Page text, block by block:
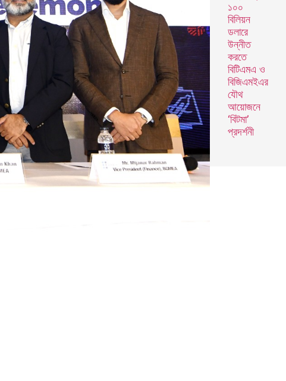
১০০
বিলিয়ন
ডলারে
উন্নীত
করতে
বিটিএমএ ও
বিজিএমইএর
যৌথ
আয়োজনে
‘বিটমা’
প্রদর্শনী